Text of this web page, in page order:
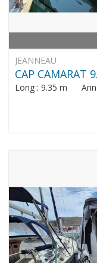
JEANNEAU
CAP CAMARAT
Long : 9.35 m